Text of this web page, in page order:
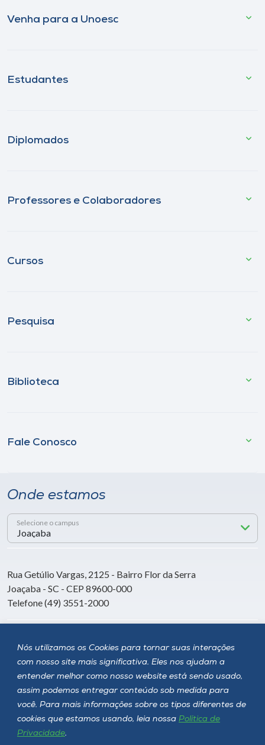
Nós utilizamos os Cookies para tornar suas interações
com nosso site mais significativa. Eles nos ajudam a
entender melhor como nosso website está sendo usado,
assim podemos entregar conteúdo sob medida para
você. Para mais informações sobre os tipos diferentes de
cookies que estamos usando, leia nossa Política de
Privacidade.
Venha para a Unoesc
Estudantes
Diplomados
Professores e Colaboradores
Cursos
Pesquisa
Biblioteca
Fale Conosco
Onde estamos
Selecione o campus
Rua Getúlio Vargas, 2125 - Bairro Flor da Serra
Joaçaba - SC - CEP 89600-000
Telefone (49) 3551-2000
Siga a Unoesc